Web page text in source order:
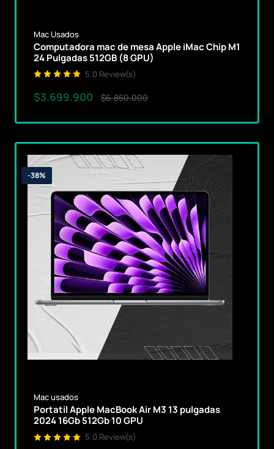
Mac Usados
Computadora mac de mesa Apple iMac Chip M1
24 Pulgadas 512GB (8 GPU)
5.0 Review(s)
$3.699.900 $6.850.000
-38%
Mac usados
Portatil Apple MacBook Air M3 13 pulgadas
2024 16Gb 512Gb 10 GPU
5.0 Review(s)